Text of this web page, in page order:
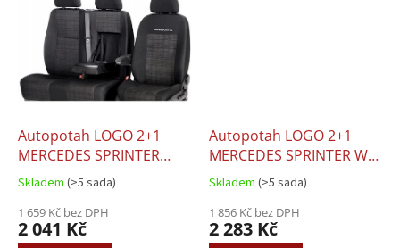
Autopotah LOGO 2+1
MERCEDES SPRINTER
(2007-2017)
Skladem (>5 sada)
1 659 Kč bez DPH
2 041 Kč
Autopotah LOGO 2+1
MERCEDES SPRINTER W
907 (2018+)
Skladem (>5 sada)
1 856 Kč bez DPH
2 283 Kč